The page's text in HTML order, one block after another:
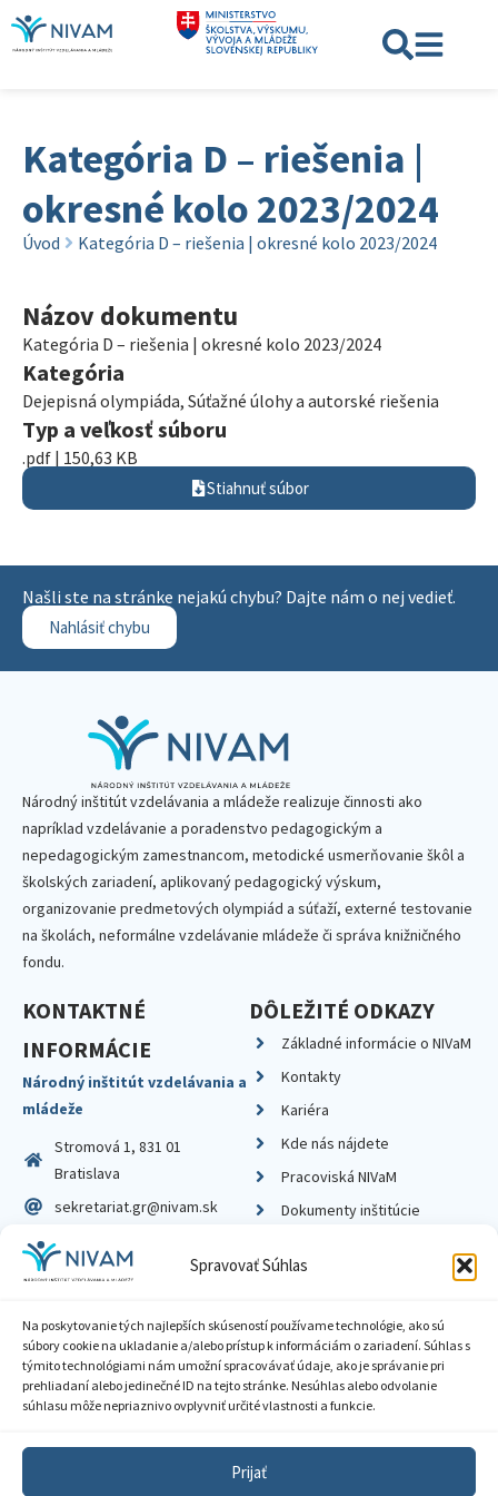
Spravovať Súhlas
Na poskytovanie tých najlepších skúseností používame technológie, ako sú
súbory cookie na ukladanie a/alebo prístup k informáciám o zariadení. Súhlas s
týmito technológiami nám umožní spracovávať údaje, ako je správanie pri
prehliadaní alebo jedinečné ID na tejto stránke. Nesúhlas alebo odvolanie
súhlasu môže nepriaznivo ovplyvniť určité vlastnosti a funkcie.
Prijať
Kategória D – riešenia |
okresné kolo 2023/2024
Úvod Kategória D – riešenia | okresné kolo 2023/2024
Názov dokumentu
Kategória D – riešenia | okresné kolo 2023/2024
Kategória
Dejepisná olympiáda, Súťažné úlohy a autorské riešenia
Typ a veľkosť súboru
.pdf | 150,63 KB
Stiahnuť súbor
Našli ste na stránke nejakú chybu? Dajte nám o nej vedieť.
Nahlásiť chybu
Národný inštitút vzdelávania a mládeže realizuje činnosti ako
napríklad vzdelávanie a poradenstvo pedagogickým a
nepedagogickým zamestnancom, metodické usmerňovanie škôl a
školských zariadení, aplikovaný pedagogický výskum,
organizovanie predmetových olympiád a súťaží, externé testovanie
na školách, neformálne vzdelávanie mládeže či správa knižničného
fondu.
KONTAKTNÉ
INFORMÁCIE
Národný inštitút vzdelávania a
mládeže
Stromová 1, 831 01
Bratislava
sekretariat.gr@nivam.sk
IČO: 00164348
DIČ: 2020798714
DÔLEŽITÉ ODKAZY
Základné informácie o NIVaM
Kontakty
Kariéra
Kde nás nájdete
Pracoviská NIVaM
Dokumenty inštitúcie
Zásady ochrany súkromia
Sprístupnenie informácií